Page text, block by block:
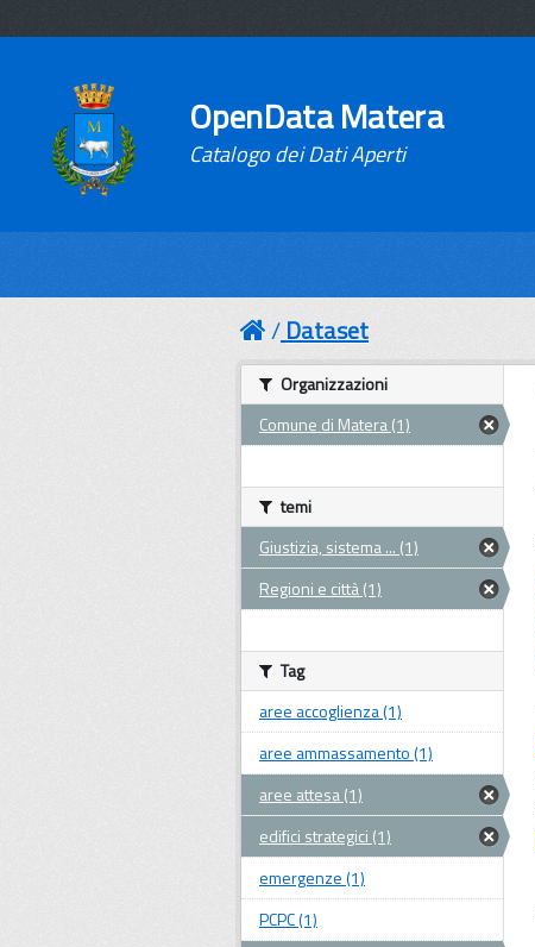
OpenData Matera
Catalogo dei Dati Aperti
Dataset
Organizzazioni
Comune di Matera (1)
temi
Giustizia, sistema ... (1)
Regioni e città (1)
Tag
aree accoglienza (1)
aree ammassamento (1)
aree attesa (1)
edifici strategici (1)
emergenze (1)
PCPC (1)